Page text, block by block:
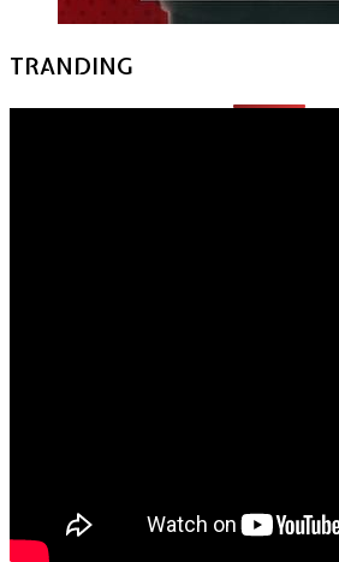
TRANDING